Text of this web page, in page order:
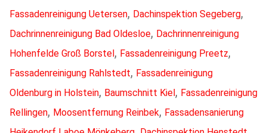
Fassadenreinigung Uetersen, Dachinspektion Segeberg,
Dachrinnenreinigung Bad Oldesloe, Dachrinnenreinigung
Hohenfelde Groß Borstel, Fassadenreinigung Preetz,
Fassadenreinigung Rahlstedt, Fassadenreinigung
Oldenburg in Holstein, Baumschnitt Kiel, Fassadenreinigung
Rellingen, Moosentfernung Reinbek, Fassadensanierung